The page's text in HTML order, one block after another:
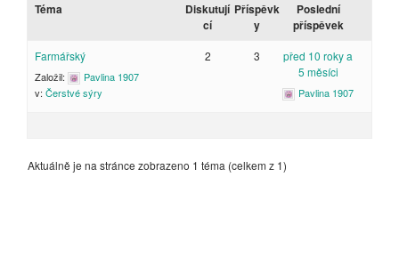
Téma
Diskutují
cí
Příspěvk
y
Poslední
příspěvek
Farmářský
Založil:
Pavlina 1907
v: Čerstvé sýry
2 3
před 10 roky a
5 měsíci
Pavlina 1907
Aktuálně je na stránce zobrazeno 1 téma (celkem z 1)